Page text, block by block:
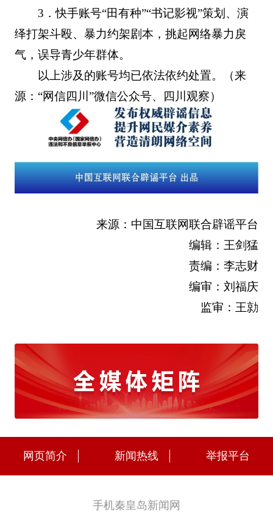
3．快手账号“田有种”“书记影视”策划、演
绎打架斗殴、暴力约架剧本，挑起网络暴力戾
气，误导青少年群体。
以上涉及的账号均已依法依约处置。（来
源：“网信四川”微信公众号、四川观察）
来源：中国互联网联合辟谣平台
编辑：王剑猛
责编：李志财
编审：刘福庆
监审：王勍
网页简介 新闻热线 举报平台
手机秦皇岛新闻网